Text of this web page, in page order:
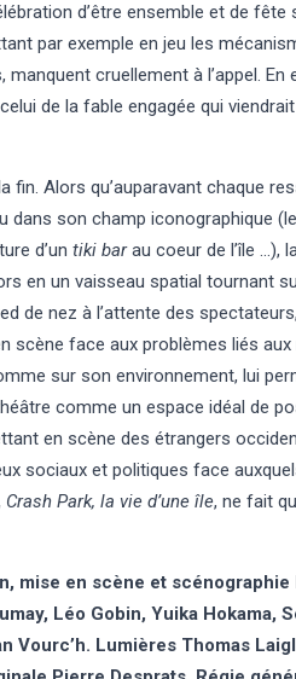
d’être ensemble et de fête
par exemple en jeu les
cruellement à l’appel. En
de la fable engagée qui
fin. Alors qu’auparavant chaque
son champ iconographique
d’un tiki barau coeur de l’île …),
en un vaisseau spatial tournant
de nez à l’attente des
scène face aux problèmes liés
sur son environnement, lui
comme un espace idéal de
en scène des étrangers
sociaux et politiques face
Crash Park, la vie d’une île, ne fait
mise en scène et scénographie
Léo Gobin, Yuika Hokama,
Vourc’h. Lumières Thomas